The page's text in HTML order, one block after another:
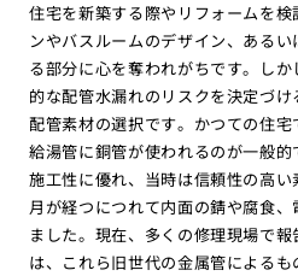
住宅を新築する際やリフォームを
ンやバスルームのデザイン、ある
る部分に心を奪われがちです。し
的な配管水漏れのリスクを決定づ
配管素材の選択です。かつての住宅
給湯管に銅管が使われるのが一般的
施工性に優れ、当時は信頼性の高
月が経つにつれて内面の錆や腐食
ました。現在、多くの修理現場で
は、これら旧世代の金属管による